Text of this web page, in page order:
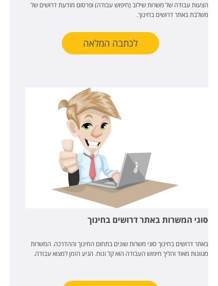
הצעות עבודה של משרות שילוב (חיפוש עבודה) ופרסום מודעת דרושים של
משלבת באתר דרושים בחינוך.
לכתבה המלאה
סוגי המשרות באתר דרושים בחינוך
באתר דרושים בחינוך סוגי משרות שונים בתחום החינוך וההדרכה. המשרות
מגוונות מאוד והליך חיפוש העבודה הוא קל ונוח. הגיע הזמן למצוא עבודה.